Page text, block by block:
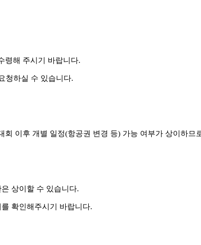
령해 주시기 바랍니다.
청하실 수 있습니다.
이후 개별 일정(항공권 변경 등) 가능 여부가 상이하
상이할 수 있습니다.
확인해주시기 바랍니다.